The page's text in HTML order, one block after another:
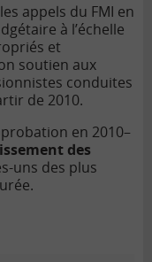
appels du FMI en
à l’échelle
et
soutien aux
conduites
de 2010.
en 2010–
des
uns des plus